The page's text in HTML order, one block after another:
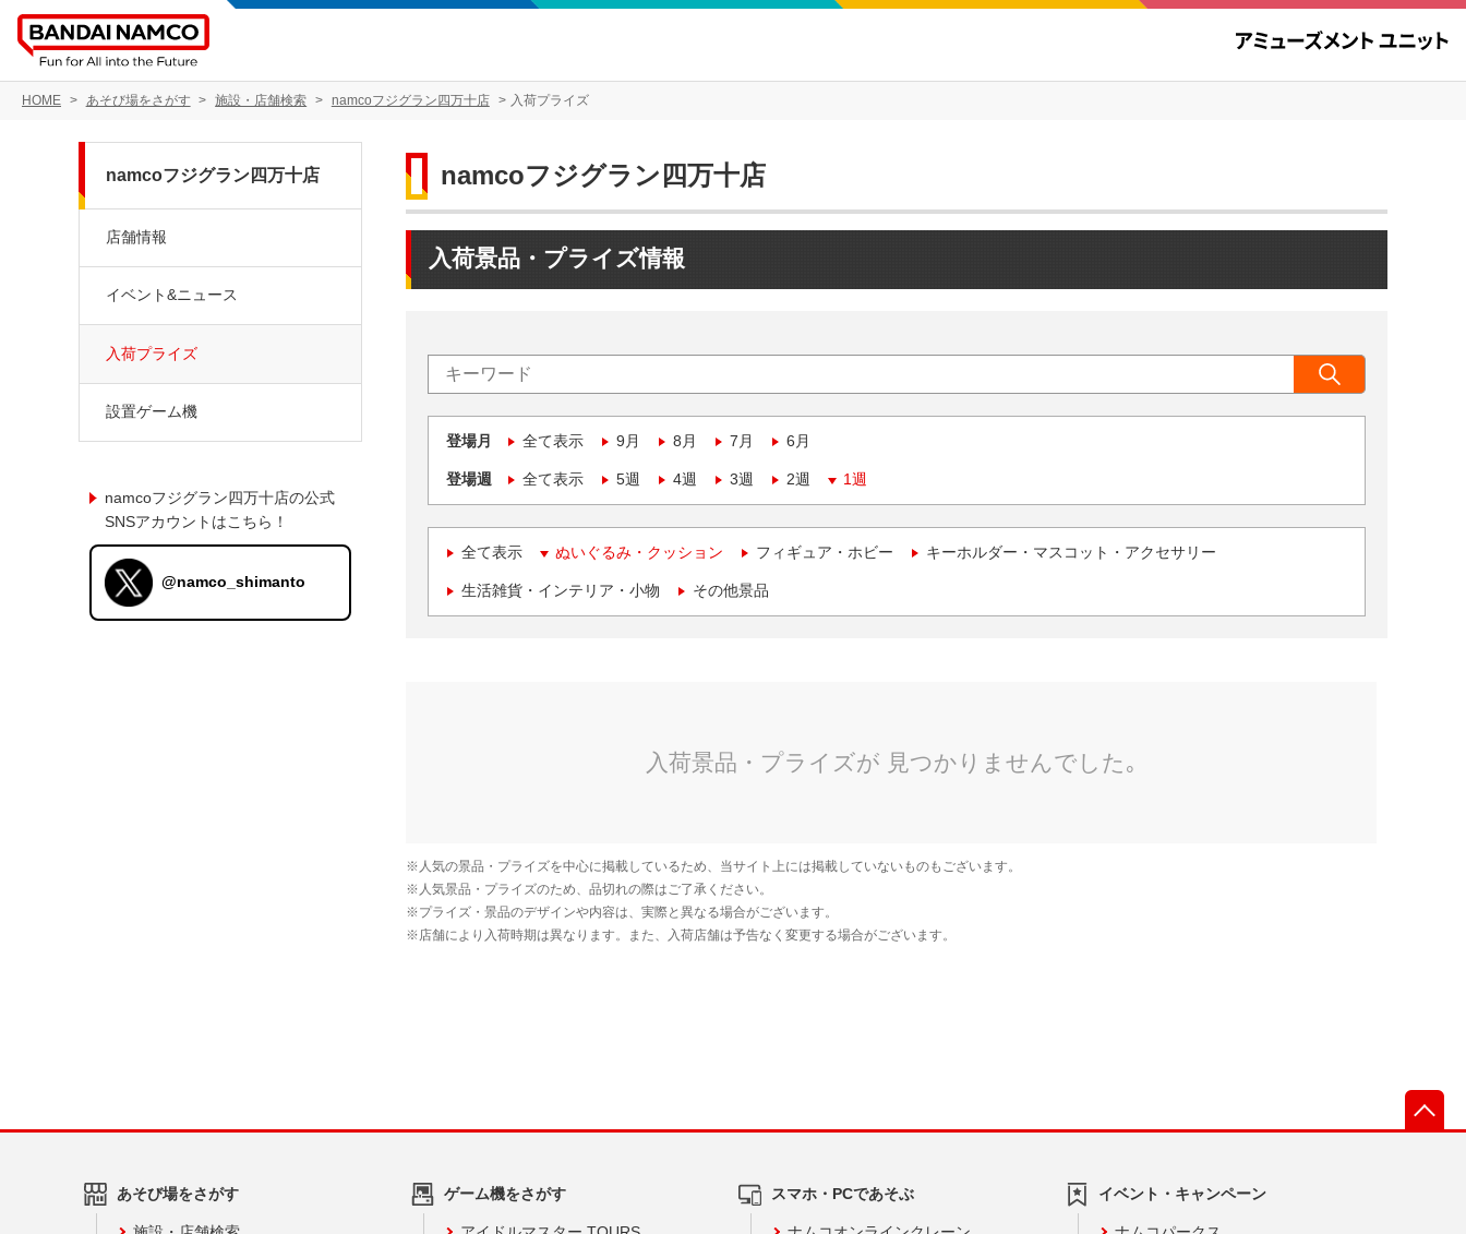
HOME あそび場をさがす 施設・店舗検索 namcoフジグラン四万十店 入荷プライズ
namcoフジグラン四万十店
入荷景品・プライズ情報
登場月 全て表示 9月 8月 7月 6月
登場週 全て表示 5週 4週 3週 2週 1週
全て表示 ぬいぐるみ・クッション フィギュア・ホビー キーホルダー・マスコット・アクセサリー
生活雑貨・インテリア・小物 その他景品
namcoフジグラン四万十店
店舗情報
イベント&ニュース
入荷プライズ
設置ゲーム機
namcoフジグラン四万十店の公式
SNSアカウントはこちら！
@namco_shimanto
あそび場をさがす ゲーム機をさがす スマホ・PCであそぶ イベント・キャンペーン